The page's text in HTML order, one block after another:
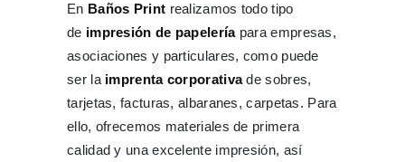
En Baños Print realizamos todo tipo
de impresión de papeleríapara empresas,
asociaciones y particulares, como puede
ser la imprenta corporativade sobres,
tarjetas, facturas, albaranes, carpetas. Para
ello, ofrecemos materiales de primera
calidad y una excelente impresión, así